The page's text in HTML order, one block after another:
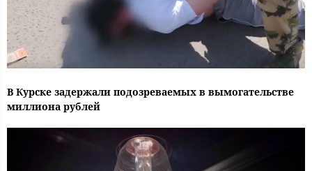
В Курске задержали подозреваемых в вымогательстве
миллиона рублей